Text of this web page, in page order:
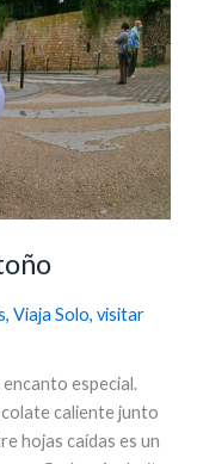
,Viaja Solo,visitar
especial.
caliente junto
hojas caídas es un